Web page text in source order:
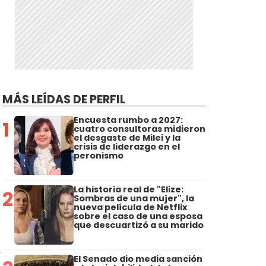
MÁS LEÍDAS DE PERFIL
1 Encuesta rumbo a 2027:
cuatro consultoras midieron
el desgaste de Milei y la
crisis de liderazgo en el
peronismo
2 La historia real de "Elize:
Sombras de una mujer", la
nueva película de Netflix
sobre el caso de una esposa
que descuartizó a su marido
El Senado dio media sanción